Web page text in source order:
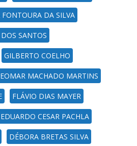
DA SILVA
SANTOS
GILBERTO COELHO
MACHADO MARTINS
FLÁVIO DIAS MAYER
EDUARDO CESAR PACHLA
DÉBORA BRETAS SILVA